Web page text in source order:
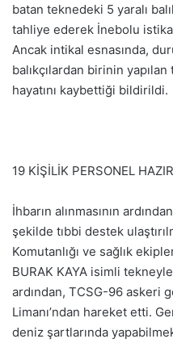
batan teknedeki 5 yaralı
tahliye ederek İnebolu
Ancak intikal esnasında,
balıkçılardan birinin
hayatını kaybettiği bildirildi.
19 KİŞİLİK PERSONEL
İhbarın alınmasının
şekilde tıbbi destek
Komutanlığı ve sağlık
BURAK KAYA isimli
ardından, TCSG-96 askeri
Limanı’ndan hareket etti.
deniz şartlarında